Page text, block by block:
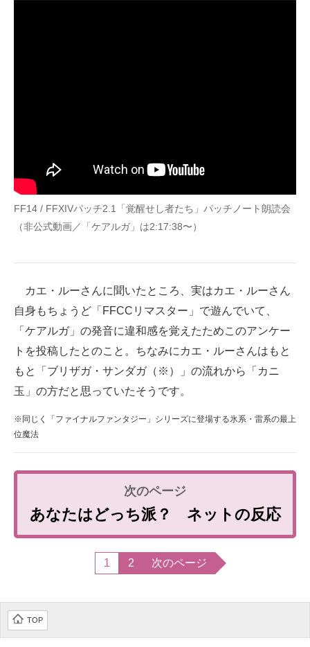
FF14 / FFXIVパッチ2.1「覚醒せし者たち」パッチノート朗読会
（非公式動画／「ケアルガ」は2:17:38〜）
カエ・ルーさんに聞いたところ、実はカエ・ルーさん
自身もちょうど「FFCCリマスター」で遊んでいて、
「ケアルガ」の発音に違和感を覚えたためこのアンケー
トを投稿したとのこと。ちなみにカエ・ルーさんはもと
もと「ブリザガ・サンダガ（※）」の流れから「カニ
玉」の方だと思っていたそうです。
※同じく「ファイナルファンタジー」シリーズに登場する氷系・雷系の最上
位魔法
あなたはどっち派？ ネットの反応
1 2 次のページ
TOP